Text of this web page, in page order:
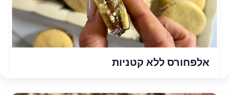
אלפחורס ללא קטניות